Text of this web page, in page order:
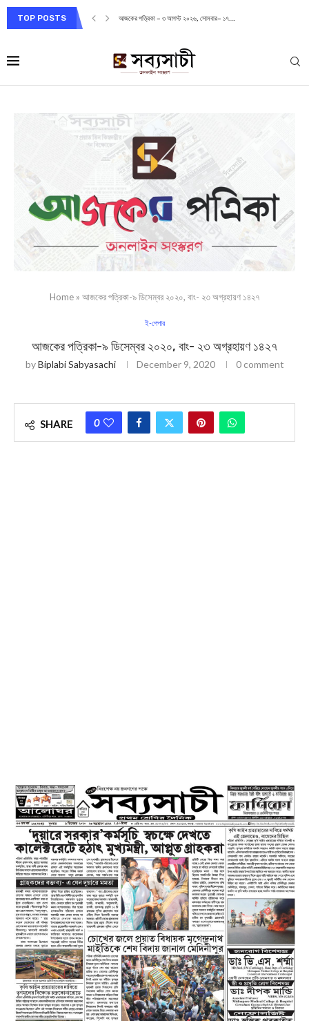
TOP POSTS আজকের পত্রিকা – ৩ আগস্ট ২০২৬, সোমবার– ১৭...
Home» আজকের পত্রিকা-৯ ডিসেম্বর ২০২০, বাং- ২৩ অগ্রহায়ণ ১৪২৭
ই-পেপার
আজকের পত্রিকা-৯ ডিসেম্বর ২০২০, বাং- ২৩ অগ্রহায়ণ ১৪২৭
byBiplabi Sabyasachi December 9, 2020 0 comment
SHARE 0